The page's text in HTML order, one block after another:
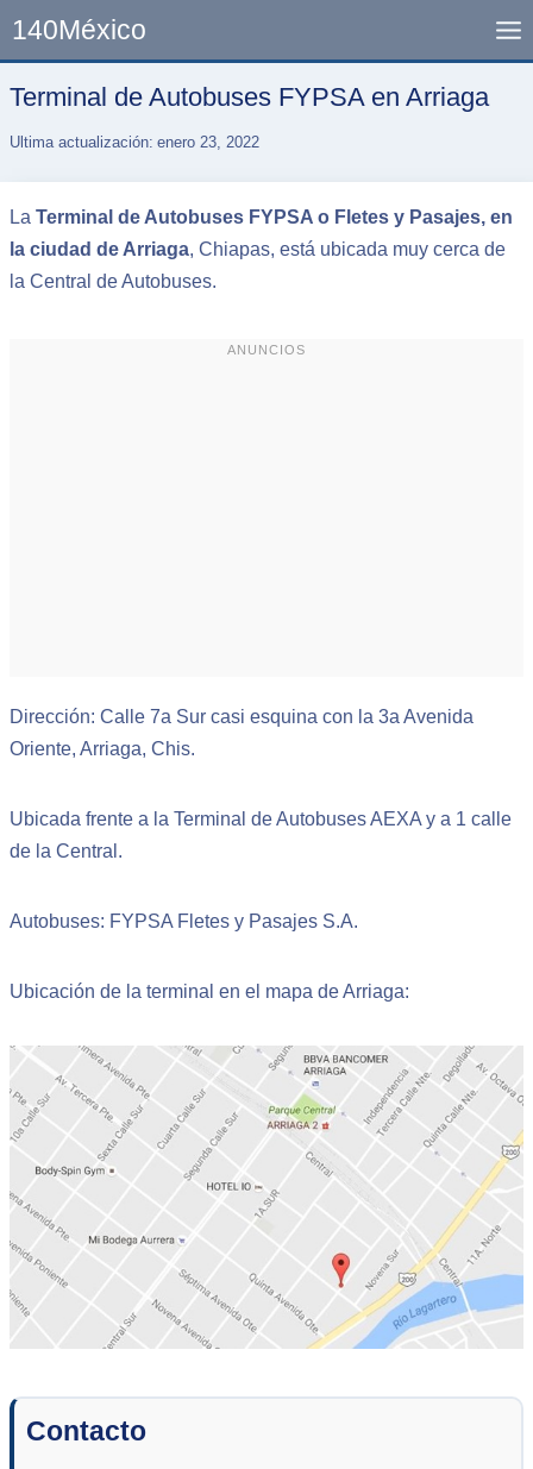
140México
Terminal de Autobuses FYPSA en Arriaga
Ultima actualización: enero 23, 2022
LaTerminal de Autobuses FYPSA o Fletes y Pasajes, en
la ciudad de Arriaga, Chiapas, está ubicada muy cerca de
la Central de Autobuses.
ANUNCIOS
Dirección: Calle 7a Sur casi esquina con la 3a Avenida
Oriente, Arriaga, Chis.
Ubicada frente a la Terminal de Autobuses AEXA y a 1 calle
de la Central.
Autobuses: FYPSA Fletes y Pasajes S.A.
Ubicación de la terminal en el mapa de Arriaga:
Contacto